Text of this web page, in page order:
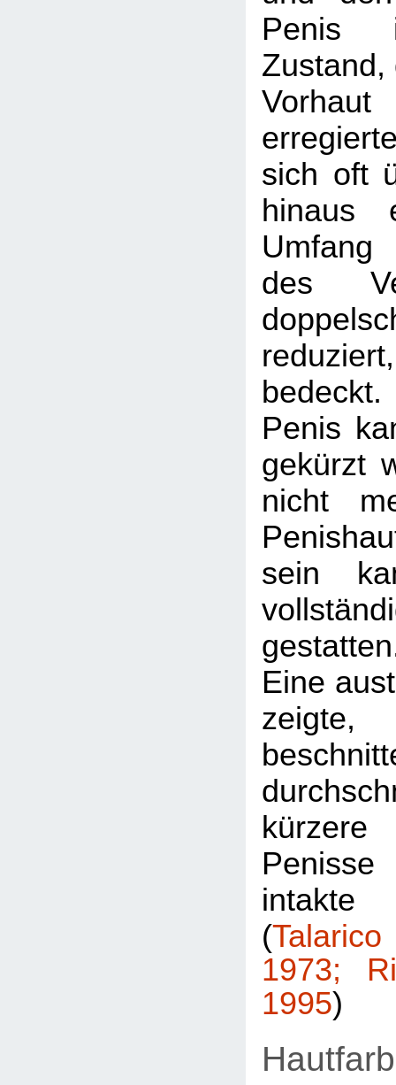
Penis
Zustand,
sich oft
hinaus
Umfang
des
Penis
gekürzt
nicht
sein
Eine
(
1973;
1995)